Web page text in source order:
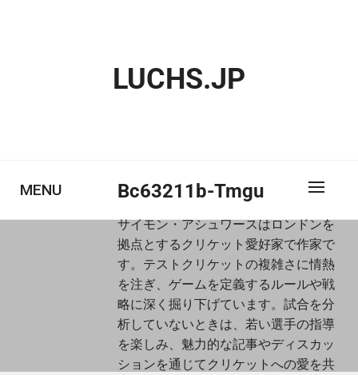
LUCHS.JP
MENU Bc63211b-Tmgu
サイモン・アシュワースはロンドンを
拠点とするクリケット愛好家で作家で
す。テストクリケットの複雑さに情熱
を注ぎ、ゲームを定義するルールや戦
略に深く掘り下げています。試合を分
析していないときは、若い選手の指導
を楽しみ、魅力的な記事やディスカッ
ションを通じてクリケットへの愛を共